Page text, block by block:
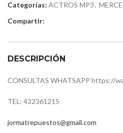
Categorías: ACTROS MP3,
Compartir:
DESCRIPCIÓN
CONSULTAS WHATSAPP https://
TEL: 432361215
jormatrepuestos@gmail.com